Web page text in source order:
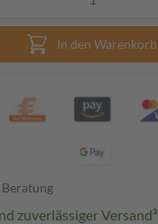
In den Warenkorb
zuverlässiger Versand³